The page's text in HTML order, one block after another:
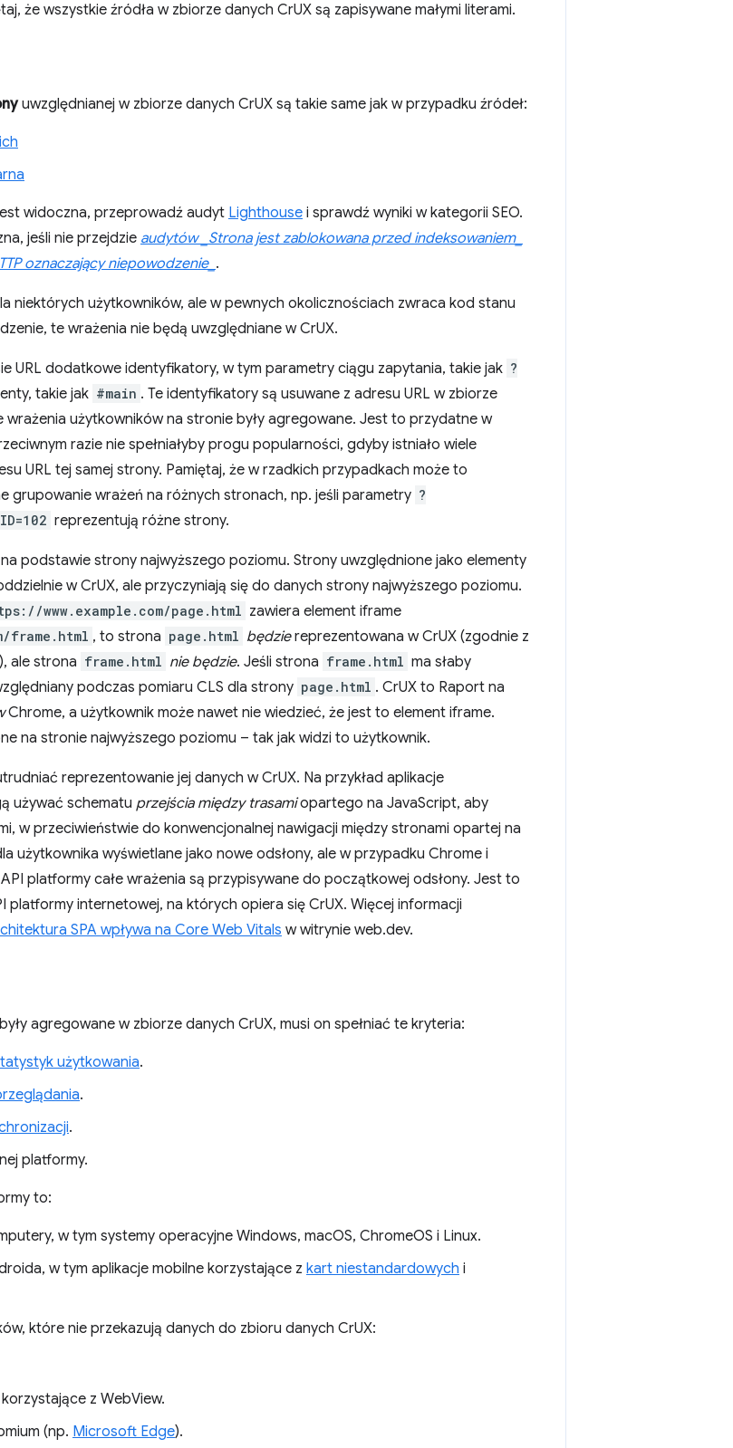
że wszystkie źródła w zbiorze danych CrUX są zapisywane małymi literami.
uwzględnianej w zbiorze danych CrUX są takie same jak w przypadku źródeł:
widoczna, przeprowadź audyt Lighthouse i sprawdź wyniki w kategorii SEO.
jeśli nie przejdzie audytów _Strona jest zablokowana przed indeksowaniem_
oznaczający niepowodzenie_ .
niektórych użytkowników, ale w pewnych okolicznościach zwraca kod stanu
te wrażenia nie będą uwzględniane w CrUX.
URL dodatkowe identyfikatory, w tym parametry ciągu zapytania, takie jak ?
takie jak #main . Te identyfikatory są usuwane z adresu URL w zbiorze
wrażenia użytkowników na stronie były agregowane. Jest to przydatne w
razie nie spełniałyby progu popularności, gdyby istniało wiele
URL tej samej strony. Pamiętaj, że w rzadkich przypadkach może to
grupowanie wrażeń na różnych stronach, np. jeśli parametry ?
reprezentują różne strony.
podstawie strony najwyższego poziomu. Strony uwzględnione jako elementy
w CrUX, ale przyczyniają się do danych strony najwyższego poziomu.
www.example.com/page.html zawiera element iframe
frame.html , to strona page.html będziereprezentowana w CrUX (zgodnie z
ale strona frame.html nie będzie. Jeśli strona frame.html ma słaby
podczas pomiaru CLS dla strony page.html . CrUX to Raport na
Chrome, a użytkownik może nawet nie wiedzieć, że jest to element iframe.
na stronie najwyższego poziomu – tak jak widzi to użytkownik.
reprezentowanie jej danych w CrUX. Na przykład aplikacje
używać schematu przejścia między trasamiopartego na JavaScript, aby
w przeciwieństwie do konwencjonalnej nawigacji między stronami opartej na
użytkownika wyświetlane jako nowe odsłony, ale w przypadku Chrome i
platformy całe wrażenia są przypisywane do początkowej odsłony. Jest to
platformy internetowej, na których opiera się CrUX. Więcej informacji
SPA wpływa na Core Web Vitals w witrynie web.dev.
były agregowane w zbiorze danych CrUX, musi on spełniać te kryteria:
użytkowania.
.
.
platformy.
to:
w tym systemy operacyjne Windows, macOS, ChromeOS i Linux.
w tym aplikacje mobilne korzystające z kart niestandardowych i
które nie przekazują danych do zbioru danych CrUX:
z WebView.
(np. Microsoft Edge).